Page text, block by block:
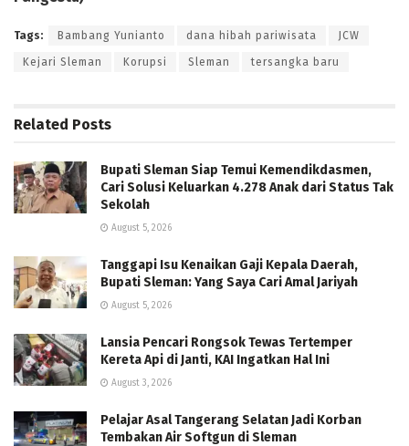
Tags: Bambang Yunianto dana hibah pariwisata JCW
Kejari Sleman Korupsi Sleman tersangka baru
Related Posts
Bupati Sleman Siap Temui Kemendikdasmen,
Cari Solusi Keluarkan 4.278 Anak dari Status Tak
Sekolah
August 5, 2026
Tanggapi Isu Kenaikan Gaji Kepala Daerah,
Bupati Sleman: Yang Saya Cari Amal Jariyah
August 5, 2026
Lansia Pencari Rongsok Tewas Tertemper
Kereta Api di Janti, KAI Ingatkan Hal Ini
August 3, 2026
Pelajar Asal Tangerang Selatan Jadi Korban
Tembakan Air Softgun di Sleman